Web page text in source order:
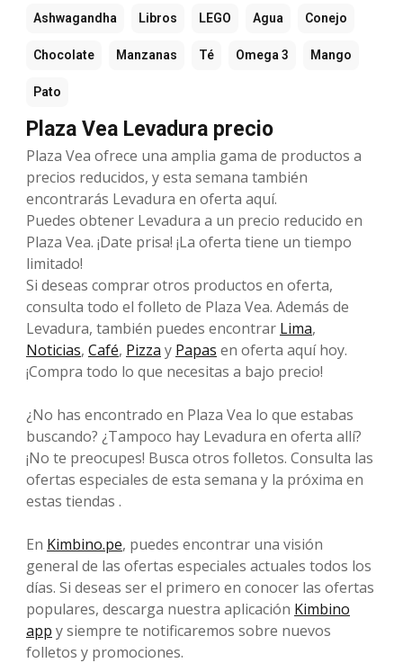
Ashwagandha Libros LEGO Agua Conejo
Chocolate Manzanas Té Omega 3 Mango
Pato
Plaza Vea Levadura precio
Plaza Vea ofrece una amplia gama de productos a
precios reducidos, y esta semana también
encontrarás Levadura en oferta aquí.
Puedes obtener Levadura a un precio reducido en
Plaza Vea. ¡Date prisa! ¡La oferta tiene un tiempo
limitado!
Si deseas comprar otros productos en oferta,
consulta todo el folleto de Plaza Vea. Además de
Levadura, también puedes encontrar Lima,
Noticias, Café, Pizza y Papas en oferta aquí hoy.
¡Compra todo lo que necesitas a bajo precio!
¿No has encontrado en Plaza Vea lo que estabas
buscando? ¿Tampoco hay Levadura en oferta allí?
¡No te preocupes! Busca otros folletos. Consulta las
ofertas especiales de esta semana y la próxima en
estas tiendas .
En Kimbino.pe, puedes encontrar una visión
general de las ofertas especiales actuales todos los
días. Si deseas ser el primero en conocer las ofertas
populares, descarga nuestra aplicación Kimbino
app y siempre te notificaremos sobre nuevos
folletos y promociones.